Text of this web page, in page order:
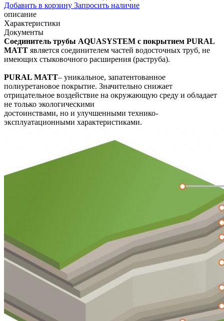
Добавить в корзину Запросить наличие
описание
Характеристики
Документы
Соединитель трубы AQUASYSTEM с покрытием PURAL
MATT является соединителем частей водосточных труб, не
имеющих стыковочного расширения (раструба).
PURAL MATT– уникальное, запатентованное
полиуретановое покрытие. Значительно снижает
отрицательное воздействие на окружающую среду и обладает
не только экологическими
достоинствами, но и улучшенными технико-
эксплуатационными характеристиками.